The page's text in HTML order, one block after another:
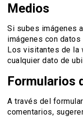
Medios
Si subes imágenes
imágenes con datos
Los visitantes de la
cualquier dato de
Formularios
A través del
comentarios,